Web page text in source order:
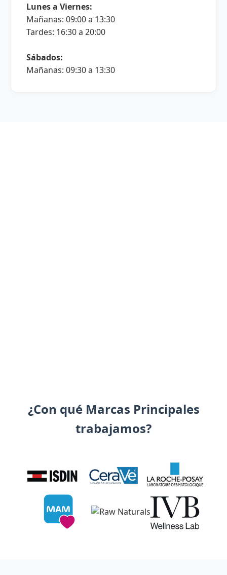
Lunes a Viernes:
Mañanas: 09:00 a 13:30
Tardes: 16:30 a 20:00
Sábados:
Mañanas: 09:30 a 13:30
¿Con qué Marcas Principales
trabajamos?